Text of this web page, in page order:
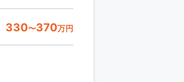
330〜370万円